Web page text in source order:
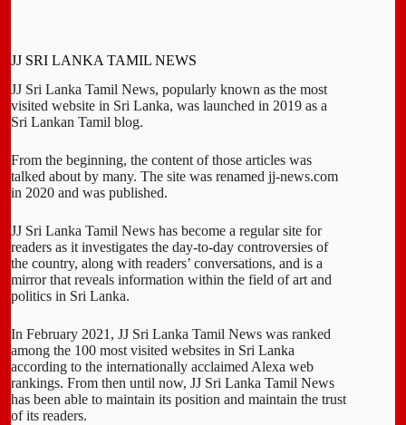
JJ SRI LANKA TAMIL NEWS
JJ Sri Lanka Tamil News, popularly known as the most
visited website in Sri Lanka, was launched in 2019 as a
Sri Lankan Tamil blog.
From the beginning, the content of those articles was
talked about by many. The site was renamed jj-news.com
in 2020 and was published.
JJ Sri Lanka Tamil News has become a regular site for
readers as it investigates the day-to-day controversies of
the country, along with readers’ conversations, and is a
mirror that reveals information within the field of art and
politics in Sri Lanka.
In February 2021, JJ Sri Lanka Tamil News was ranked
among the 100 most visited websites in Sri Lanka
according to the internationally acclaimed Alexa web
rankings. From then until now, JJ Sri Lanka Tamil News
has been able to maintain its position and maintain the trust
of its readers.